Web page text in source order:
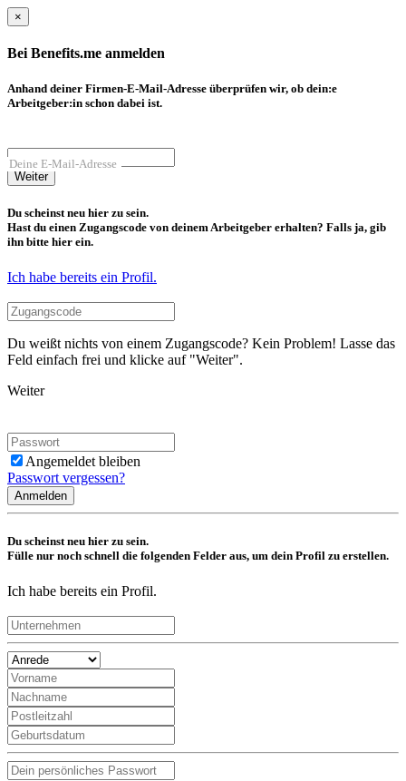
×
Bei Benefits.me anmelden
Anhand deiner Firmen-E-Mail-Adresse überprüfen wir, ob dein:e
Arbeitgeber:in schon dabei ist.
Deine E-Mail-Adresse
Weiter
Du scheinst neu hier zu sein.
Hast du einen Zugangscode von deinem Arbeitgeber erhalten? Falls ja, gib
ihn bitte hier ein.
Ich habe bereits ein Profil.
Du weißt nichts von einem Zugangscode? Kein Problem! Lasse das
Feld einfach frei und klicke auf "Weiter".
Weiter
Angemeldet bleiben
Passwort vergessen?
Anmelden
Du scheinst neu hier zu sein.
Fülle nur noch schnell die folgenden Felder aus, um dein Profil zu erstellen.
Ich habe bereits ein Profil.